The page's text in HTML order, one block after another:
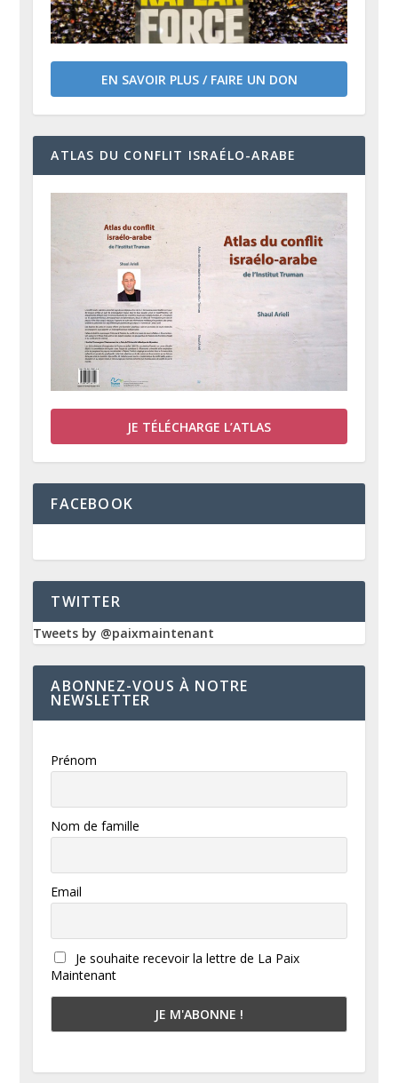
EN SAVOIR PLUS / FAIRE UN DON
ATLAS DU CONFLIT ISRAÉLO-ARABE
JE TÉLÉCHARGE L’ATLAS
FACEBOOK
TWITTER
Tweets by @paixmaintenant
ABONNEZ-VOUS À NOTRE
NEWSLETTER
Prénom
Nom de famille
Email
Je souhaite recevoir la lettre de La Paix
Maintenant